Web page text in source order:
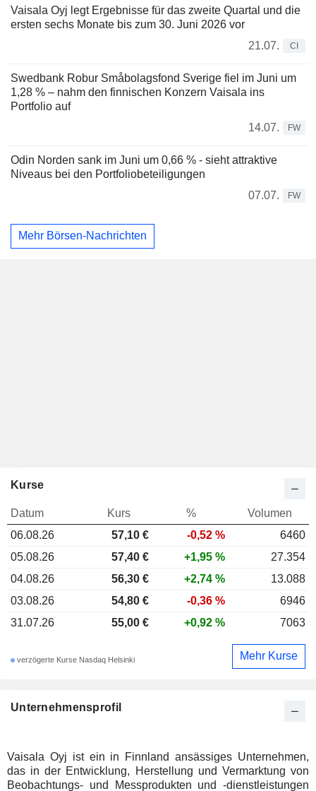
Vaisala Oyj legt Ergebnisse für das zweite Quartal und die
ersten sechs Monate bis zum 30. Juni 2026 vor
21.07.
CI
Swedbank Robur Småbolagsfond Sverige fiel im Juni um
1,28 % – nahm den finnischen Konzern Vaisala ins
Portfolio auf
14.07.
FW
Odin Norden sank im Juni um 0,66 % - sieht attraktive
Niveaus bei den Portfoliobeteiligungen
07.07.
FW
Mehr Börsen-Nachrichten
Unternehmensprofil
Vaisala Oyj ist ein in Finnland ansässiges Unternehmen,
das in der Entwicklung, Herstellung und Vermarktung von
Beobachtungs- und Messprodukten und -dienstleistungen
Kurse
Datum Kurs %
Volumen
06.08.26
57,10 € -0,52 %
6460
05.08.26
57,40 € +1,95 %
27.354
04.08.26
56,30 € +2,74 %
13.088
03.08.26
54,80 € -0,36 %
6946
31.07.26
55,00 € +0,92 % 7063
verzögerte Kurse Nasdaq Helsinki Mehr Kurse